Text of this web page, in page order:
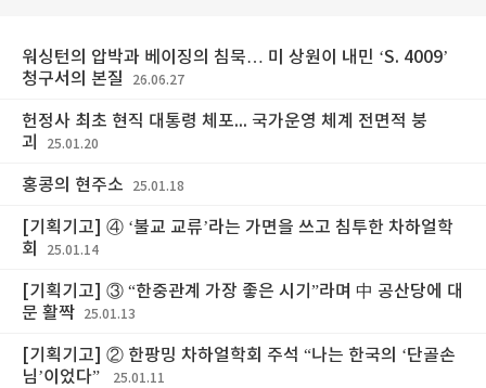
워싱턴의 압박과 베이징의 침묵… 미 상원이 내민 ‘S. 4009’
청구서의 본질
26.06.27
헌정사 최초 현직 대통령 체포... 국가운영 체계 전면적 붕
괴
25.01.20
홍콩의 현주소 25.01.18
[기획기고] ④ ‘불교 교류’라는 가면을 쓰고 침투한 차하얼학
회
25.01.14
[기획기고] ③ “한중관계 가장 좋은 시기”라며 中 공산당에 대
문 활짝
25.01.13
[기획기고] ② 한팡밍 차하얼학회 주석 “나는 한국의 ‘단골손
님’이었다”
25.01.11